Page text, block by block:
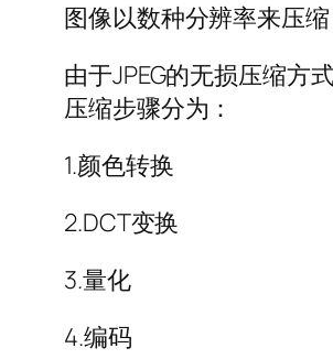
图像以数种分辨率来压
由于JPEG的无损压缩方
压缩步骤分为：
1.颜色转换
2.DCT变换
3.量化
4.编码